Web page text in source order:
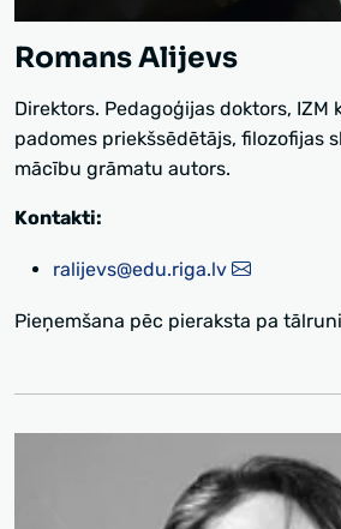
Romans Alijevs
Direktors. Pedagoģijas doktors, IZM
padomes priekšsēdētājs, filozofijas
mācību grāmatu autors.
Kontakti:
ralijevs@edu.riga.lv
Pieņemšana pēc pieraksta pa tālruni